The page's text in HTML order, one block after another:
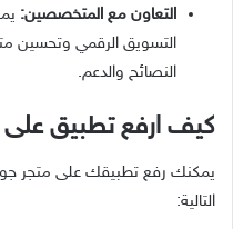
التعاون مع المتخصصين:
التسويق الرقمي وتحسين
النصائح والدعم.
كيف ارفع تطبيق
التالية: